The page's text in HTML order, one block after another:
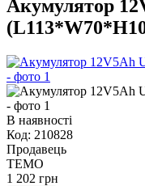
Акумулятор
В наявності
Код: 210828
Продавець
TEMO
1 202 грн